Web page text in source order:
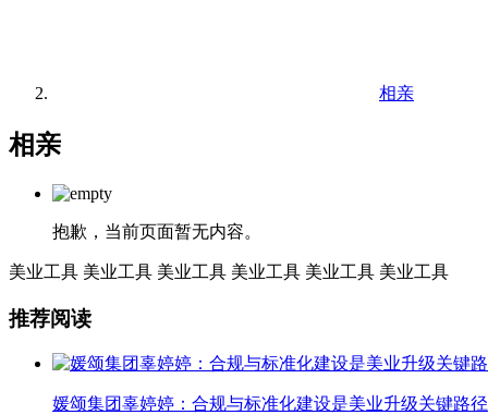
相亲
相亲
抱歉，当前页面暂无内容。
美业工具 美业工具 美业工具 美业工具 美业工具 美业工具
推荐阅读
媛颂集团辜婷婷：合规与标准化建设是美业升级关键路径